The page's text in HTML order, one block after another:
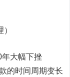
大幅下挫
的时间周期变长